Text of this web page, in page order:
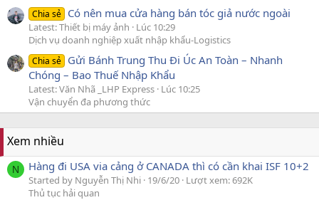
Chia sẻ Có nên mua cửa hàng bán tóc giả nước ngoài
Latest: Thiết bị máy ảnh
Lúc 10:29
Dịch vụ doanh nghiệp xuất nhập khẩu-Logistics
Chia sẻ Gửi Bánh Trung Thu Đi Úc An Toàn – Nhanh
Chóng – Bao Thuế Nhập Khẩu
Latest: Văn Nhã _LHP Express Lúc 10:25
Vận chuyển đa phương thức
Xem nhiều
N Hàng đi USA via cảng ở CANADA thì có cần khai ISF 10+2
Started by Nguyễn Thị Nhi 19/6/20 Lượt xem: 692K
Thủ tục hải quan